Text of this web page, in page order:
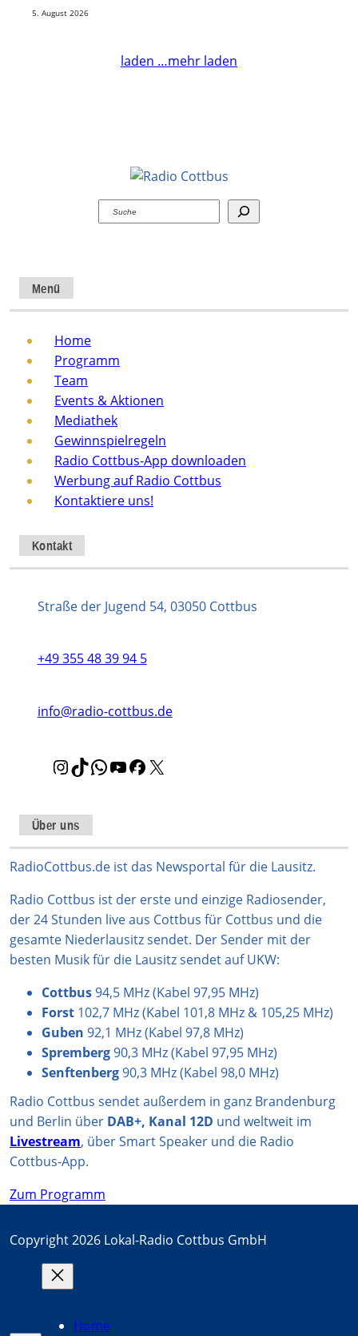
5. August 2026
laden …mehr laden
Suchen
Menü
Home
Programm
Team
Events & Aktionen
Mediathek
Gewinnspielregeln
Radio Cottbus-App downloaden
Werbung auf Radio Cottbus
Kontaktiere uns!
Kontakt
Straße der Jugend 54, 03050 Cottbus
+49 355 48 39 94 5
info@radio-cottbus.de
I
t
a
g
a
m
T
o
k
W
s
A
p
Y
u
b
F
b
o
k
Über uns
RadioCottbus.de ist das Newsportal für die Lausitz.
Radio Cottbus ist der erste und einzige Radiosender,
der 24 Stunden live aus Cottbus für Cottbus und die
gesamte Niederlausitz sendet. Der Sender mit der
besten Musik für die Lausitz sendet auf UKW:
Cottbus94,5 MHz (Kabel 97,95 MHz)
Forst 102,7 MHz (Kabel 101,8 MHz & 105,25 MHz)
Guben 92,1 MHz (Kabel 97,8 MHz)
Spremberg90,3 MHz (Kabel 97,95 MHz)
Senftenberg90,3 MHz (Kabel 98,0 MHz)
Radio Cottbus sendet außerdem in ganz Brandenburg
und Berlin über DAB+, Kanal 12D und weltweit im
Livestream, über Smart Speaker und die Radio
Cottbus-App.
Zum Programm
Copyright 2026 Lokal-Radio Cottbus GmbH
Home